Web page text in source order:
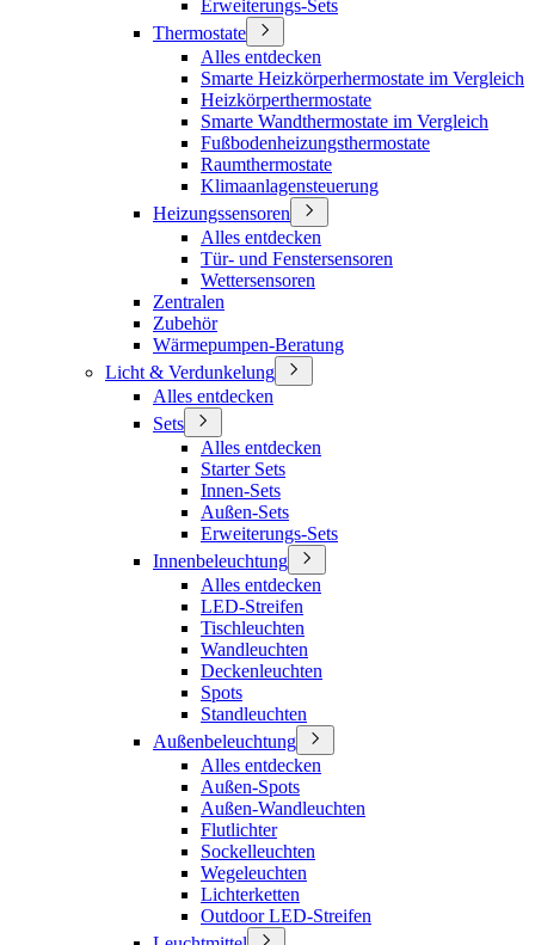
Erweiterungs-Sets
Thermostate
Alles entdecken
Smarte Heizkörperhermostate im Vergleich
Heizkörperthermostate
Smarte Wandthermostate im Vergleich
Fußbodenheizungsthermostate
Raumthermostate
Klimaanlagensteuerung
Heizungssensoren
Alles entdecken
Tür- und Fenstersensoren
Wettersensoren
Zentralen
Zubehör
Wärmepumpen-Beratung
Licht & Verdunkelung
Alles entdecken
Sets
Alles entdecken
Starter Sets
Innen-Sets
Außen-Sets
Erweiterungs-Sets
Innenbeleuchtung
Alles entdecken
LED-Streifen
Tischleuchten
Wandleuchten
Deckenleuchten
Spots
Standleuchten
Außenbeleuchtung
Alles entdecken
Außen-Spots
Außen-Wandleuchten
Flutlichter
Sockelleuchten
Wegeleuchten
Lichterketten
Outdoor LED-Streifen